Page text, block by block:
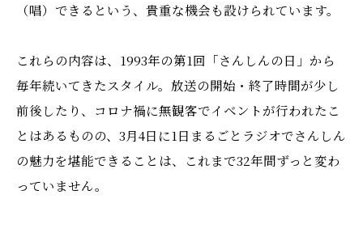
（唱）できるという、貴重な機会も設けられています。
これらの内容は、1993年の第1回「さんしんの日」から
毎年続いてきたスタイル。放送の開始・終了時間が少し
前後したり、コロナ禍に無観客でイベントが行われたこ
とはあるものの、3月4日に1日まるごとラジオでさんしん
の魅力を堪能できることは、これまで32年間ずっと変わ
っていません。